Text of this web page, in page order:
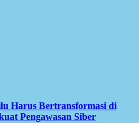
Harus Bertransformasi di
Pengawasan Siber